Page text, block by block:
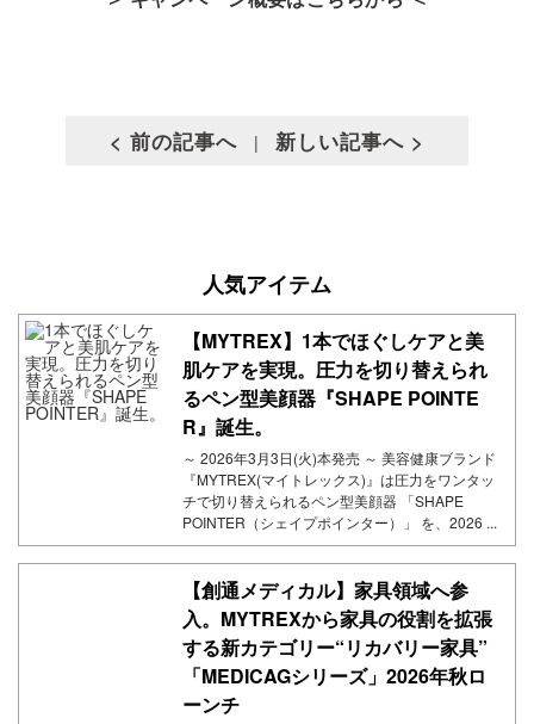
< 前の記事へ | 新しい記事へ >
人気アイテム
【MYTREX】1本でほぐしケアと美
肌ケアを実現。圧力を切り替えられ
るペン型美顔器『SHAPE POINTE
R』誕生。
～ 2026年3月3日(火)本発売 ～ 美容健康ブランド
『MYTREX(マイトレックス)』は圧力をワンタッ
チで切り替えられるペン型美顔器 「SHAPE
POINTER（シェイプポインター）」 を、2026 ...
【創通メディカル】家具領域へ参
入。MYTREXから家具の役割を拡張
する新カテゴリー“リカバリー家具”
「MEDICAGシリーズ」2026年秋ロ
ーンチ